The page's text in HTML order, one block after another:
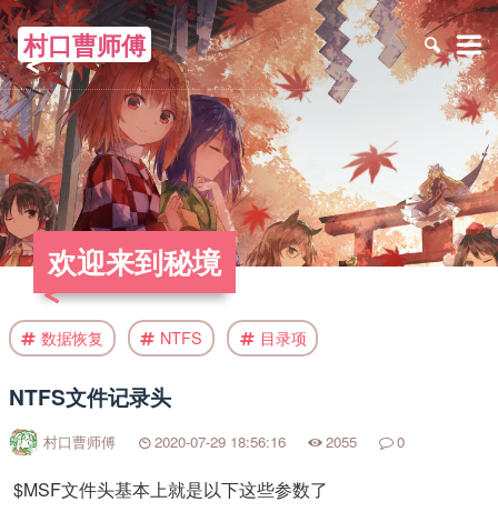
村口曹师傅 ≡
欢迎来到秘境
数据恢复 NTFS 目录项
NTFS文件记录头
村口曹师傅 2020-07-29 18:56:16 2055 0
​ $MSF文件头基本上就是以下这些参数了